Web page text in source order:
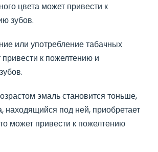
цвета может привести к
зубов.
или употребление табачных
к пожелтению и
эмаль становится тоньше,
находящийся под ней, приобретает
может привести к пожелтению